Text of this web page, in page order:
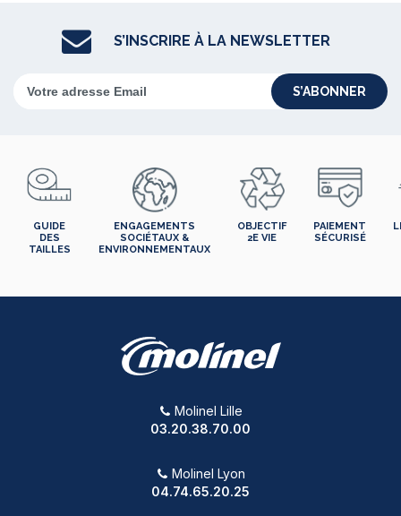
S’INSCRIRE À LA NEWSLETTER
S’ABONNER
GUIDE
DES
TAILLES
ENGAGEMENTS
SOCIÉTAUX &
ENVIRONNEMENTAUX
OBJECTIF
2E VIE
PAIEMENT
SÉCURISÉ
Molinel Lille
03.20.38.70.00
Molinel Lyon
04.74.65.20.25